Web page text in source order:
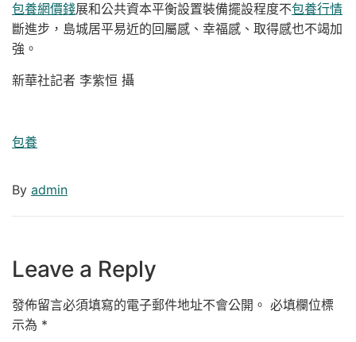
包養網價錢展和公共資本平衡設置裝備擺設程度不包養行情
斷進步，島城居平易近的回屬感、幸福感、取得感也不竭加
強。
新華社記者 李紫恒 攝
包養
By admin
Leave a Reply
發佈留言必須填寫的電子郵件地址不會公開。 必填欄位標
示為 *